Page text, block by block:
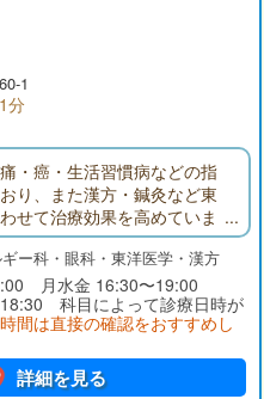
た、地域の多くの医療機関
、迅速に他の病院へ紹介す
や感染症はもちろん、特に
す。糖尿病、高血圧、高脂
高年のみならず、若い患者
調を感じる方は、まず当院
をおすすめします。なお小
対応しており、彦根市在住
は、近江鉄道本線・ひこね
・彦根駅から徒歩約20分の
ご用意があります。
1
分
・癌・生活習慣病などの指
り、また漢方・鍼灸など東
せて治療効果を高めていま
手術や胃腸科での胃・大腸
び粘膜切除術切除などは最
す。
ー科・眼科・東洋医学・漢方
月水金 16:30〜19:00
科目によって診療日時が
間は直接の確認をおすすめし
詳細を見る